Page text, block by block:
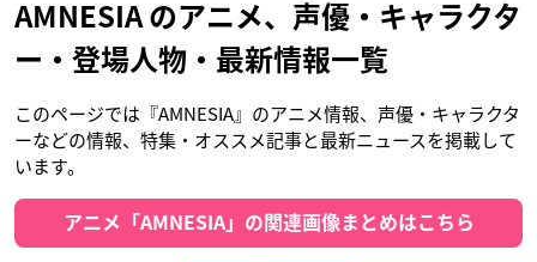
AMNESIA のアニメ、声優・キャラクタ
ー・登場人物・最新情報一覧
このページでは『AMNESIA』のアニメ情報、声優・キャラクタ
ーなどの情報、特集・オススメ記事と最新ニュースを掲載して
います。
アニメ「AMNESIA」の関連画像まとめはこちら